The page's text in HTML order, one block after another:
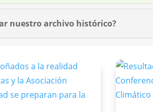
nuestro archivo histórico?